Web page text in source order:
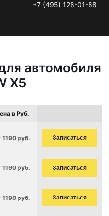
+7 (495) 128-01-88
автомобиля
X5
в Руб.
1190 руб. Записаться
1190 руб. Записаться
1190 руб. Записаться